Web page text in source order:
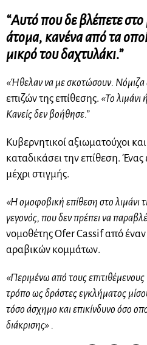
“Αυτό που δε βλέπετε στο
άτομα, κανένα από τα
μικρό του δαχτυλάκι.”
«Ήθελαν να με σκοτώσουν. Νόμιζα
επιζών της επίθεσης. «Το
Κανείς δεν βοήθησε.”
Κυβερνητικοί αξιωματούχοι
καταδικάσει την επίθεση.
μέχρι στιγμής.
«Ηομοφοβική επίθεση στο λιμάνι
γεγονός, που δεν πρέπει να
νομοθέτηςOferCassifαπό έναν
αραβικών κομμάτων.
«Περιμένω από τους
τρόπο ως δράστες εγκλήματος
τόσο άσχημο και επικίνδυνο όσο
διάκρισης» .